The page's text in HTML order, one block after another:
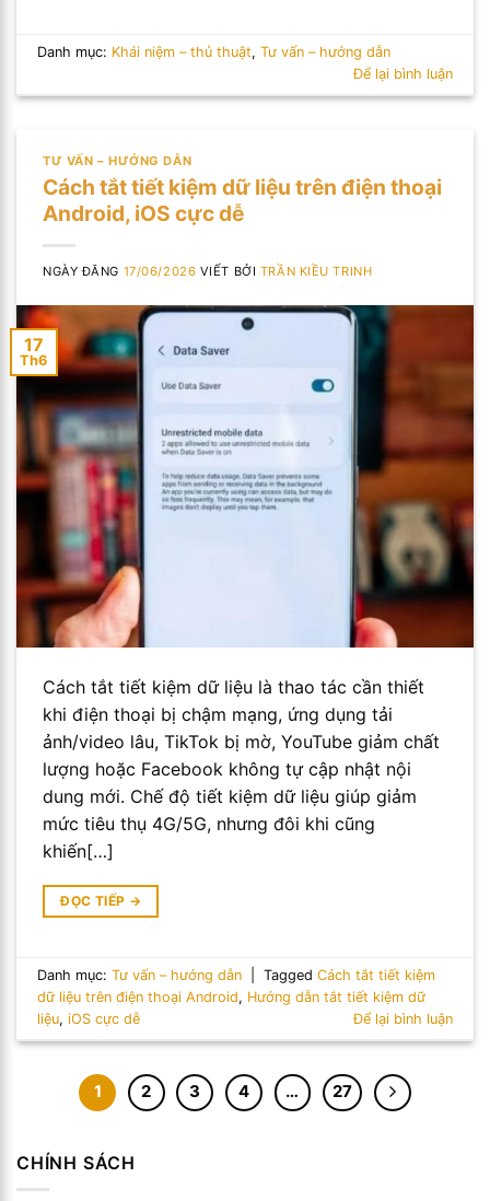
CHÍNH SÁCH
Danh mục: Khái niệm – thủ thuật,Tư vấn – hướng dẫn
Để lại bình luận
TƯ VẤN – HƯỚNG DẪN
Cách tắt tiết kiệm dữ liệu trên điện thoại
Android, iOS cực dễ
NGÀY ĐĂNG 17/06/2026 VIẾT BỞI TRẦN KIỀU TRINH
17
Th6
Cách tắt tiết kiệm dữ liệu là thao tác cần thiết
khi điện thoại bị chậm mạng, ứng dụng tải
ảnh/video lâu, TikTok bị mờ, YouTube giảm chất
lượng hoặc Facebook không tự cập nhật nội
dung mới. Chế độ tiết kiệm dữ liệu giúp giảm
mức tiêu thụ 4G/5G, nhưng đôi khi cũng
khiến[…]
ĐỌC TIẾP →
Danh mục:Tư vấn – hướng dẫn TaggedCách tắt tiết kiệm
dữ liệu trên điện thoại Android, Hướng dẫn tắt tiết kiệm dữ
liệu,iOS cực dễ Để lại bình luận
1 2 3 4 … 27